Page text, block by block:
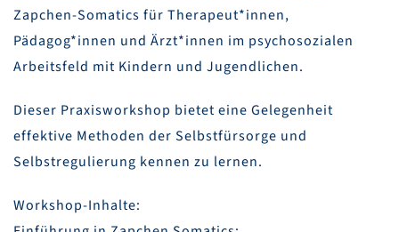
Zapchen-Somatics für Therapeut*innen,
Pädagog*innen und Ärzt*innen im psychosozialen
Arbeitsfeld mit Kindern und Jugendlichen.
Dieser Praxisworkshop bietet eine Gelegenheit
effektive Methoden der Selbstfürsorge und
Selbstregulierung kennen zu lernen.
Workshop-Inhalte: